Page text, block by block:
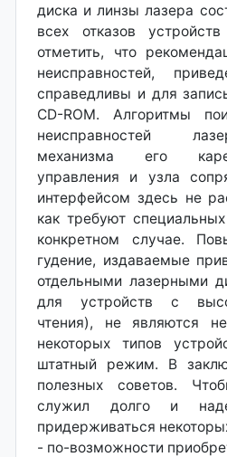
диска и линзы лазера
всех отказов
отметить, что
неисправностей,
справедливы и для
CD-ROM. Алгоритмы
неисправностей
механизма его
управления и узла
интерфейсом здесь не
как требуют
конкретном случае.
гудение, издаваемые
отдельными лазерными
для устройств с
чтения), не являются
некоторых типов
штатный режим. В
полезных советов.
служил долго и
придерживаться
- по-возможности